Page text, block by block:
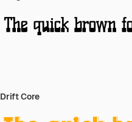
Drift Core